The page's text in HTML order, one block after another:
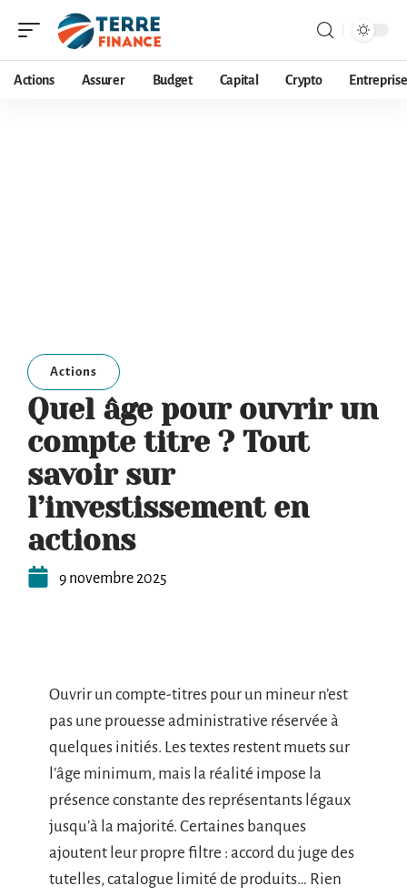
Actions Assurer Budget Capital Crypto Entreprise
Actions
Quel âge pour ouvrir un
compte titre ? Tout
savoir sur
l’investissement en
actions
9 novembre 2025
Ouvrir un compte-titres pour un mineur n’est
pas une prouesse administrative réservée à
quelques initiés. Les textes restent muets sur
l’âge minimum, mais la réalité impose la
présence constante des représentants légaux
jusqu’à la majorité. Certaines banques
ajoutent leur propre filtre : accord du juge des
tutelles, catalogue limité de produits… Rien